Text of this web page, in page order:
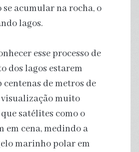
acumular na rocha, o
lagos.
esse processo de
dos lagos estarem
centenas de metros de
muito
satélites como o
em cena, medindo a
marinho polar em